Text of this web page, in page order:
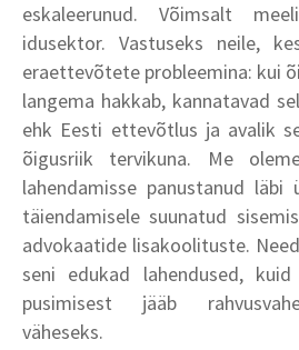
eskaleerunud. Võimsalt
idusektor. Vastuseks neile,
eraettevõtete probleemina: kui
langema hakkab, kannatavad
ehk Eesti ettevõtlus ja avalik
õigusriik tervikuna. Me
lahendamisse panustanud
täiendamisele suunatud
advokaatide lisakoolituste.
seni edukad lahendused,
pusimisest jääb
väheseks.